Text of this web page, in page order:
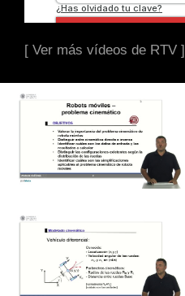
[ Ver más vídeos de RTV ]